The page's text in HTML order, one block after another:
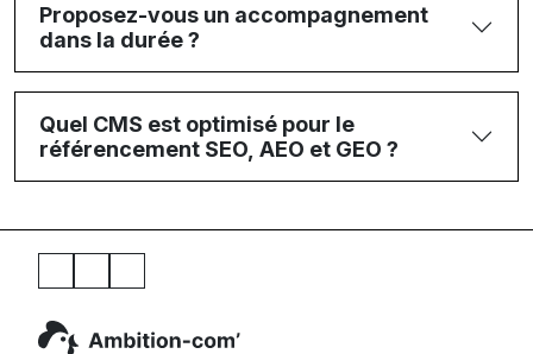
Proposez-vous un accompagnement
dans la durée ?
Quel CMS est optimisé pour le
référencement SEO, AEO et GEO ?